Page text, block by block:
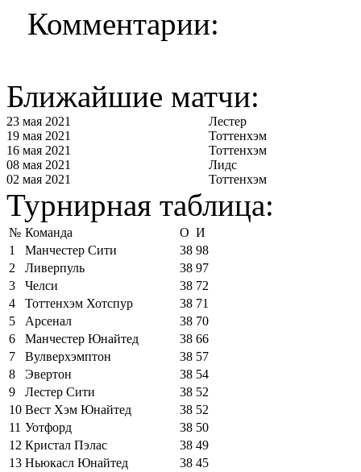
Комментарии:
Ближайшие матчи:
23 мая 2021
Лестер
19 мая 2021
Тоттенхэм
16 мая 2021
Тоттенхэм
08 мая 2021
Лидс
02 мая 2021
Тоттенхэм
Турнирная таблица:
№ Команда О И
1
Манчестер Сити 38 98
2
Ливерпуль 38 97
3
Челси 38 72
4
Тоттенхэм Хотспур 38 71
5
Арсенал 38 70
6
Манчестер Юнайтед 38 66
7
Вулверхэмптон 38 57
8
Эвертон 38 54
9
Лестер Сити 38 52
10 Вест Хэм Юнайтед 38 52
11 Уотфорд 38 50
12 Кристал Пэлас 38 49
13 Ньюкасл Юнайтед 38 45